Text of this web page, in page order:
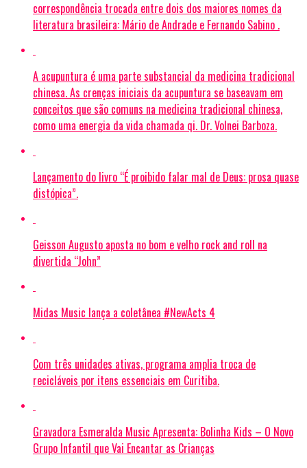
correspondência trocada entre dois dos maiores nomes da
literatura brasileira: Mário de Andrade e Fernando Sabino .
A acupuntura é uma parte substancial da medicina tradicional
chinesa. As crenças iniciais da acupuntura se baseavam em
conceitos que são comuns na medicina tradicional chinesa,
como uma energia da vida chamada qi. Dr. Volnei Barboza.
Lançamento do livro “É proibido falar mal de Deus: prosa quase
distópica”.
Geisson Augusto aposta no bom e velho rock and roll na
divertida “John”
Midas Music lança a coletânea #NewActs 4
Com três unidades ativas, programa amplia troca de
recicláveis por itens essenciais em Curitiba.
Gravadora Esmeralda Music Apresenta: Bolinha Kids – O Novo
Grupo Infantil que Vai Encantar as Crianças